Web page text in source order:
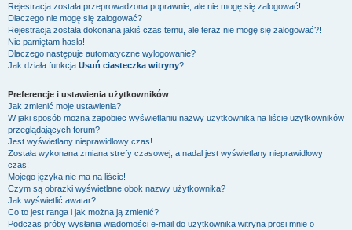
Rejestracja została przeprowadzona poprawnie, ale nie mogę się zalogować!
Dlaczego nie mogę się zalogować?
Rejestracja została dokonana jakiś czas temu, ale teraz nie mogę się zalogować?!
Nie pamiętam hasła!
Dlaczego następuje automatyczne wylogowanie?
Jak działa funkcja Usuń ciasteczka witryny?
Preferencje i ustawienia użytkowników
Jak zmienić moje ustawienia?
W jaki sposób można zapobiec wyświetlaniu nazwy użytkownika na liście użytkowników
przeglądających forum?
Jest wyświetlany nieprawidłowy czas!
Została wykonana zmiana strefy czasowej, a nadal jest wyświetlany nieprawidłowy
czas!
Mojego języka nie ma na liście!
Czym są obrazki wyświetlane obok nazwy użytkownika?
Jak wyświetlić awatar?
Co to jest ranga i jak można ją zmienić?
Podczas próby wysłania wiadomości e-mail do użytkownika witryna prosi mnie o